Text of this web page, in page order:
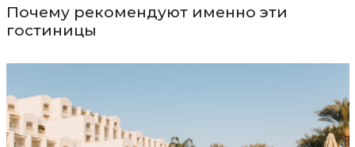
Почему рекомендуют именно эти
гостиницы